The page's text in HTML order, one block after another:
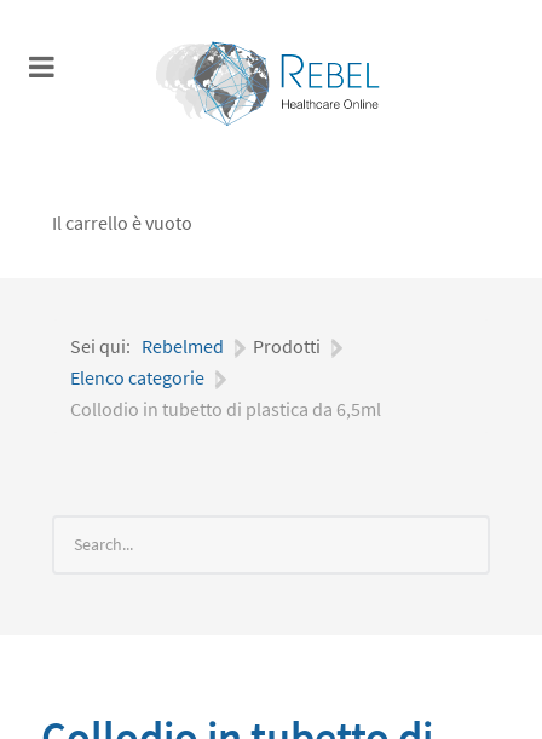
Il carrello è vuoto
Sei qui: Rebelmed | Prodotti |
Elenco categorie |
Collodio in tubetto di plastica da 6,5ml